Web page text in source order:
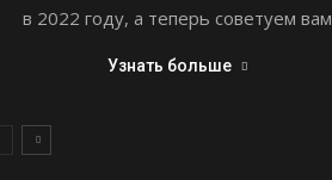
в 2022 году, а теперь советуем вам
Узнать больше